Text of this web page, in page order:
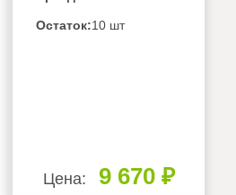
Остаток:10 шт
Цена: 9 670 ₽